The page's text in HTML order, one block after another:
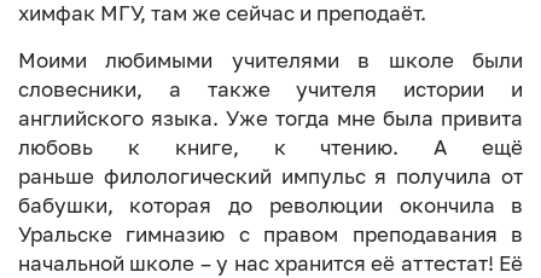
химфак МГУ, там же сейчас и преподаёт.
Моими любимыми учителями в школе были
словесники, а также учителя истории и
английского языка. Уже тогда мне была привита
любовь к книге, к чтению. А ещё
раньше филологический импульс я получила от
бабушки, которая до революции окончила в
Уральске гимназию с правом преподавания в
начальной школе – у нас хранится её аттестат! Её